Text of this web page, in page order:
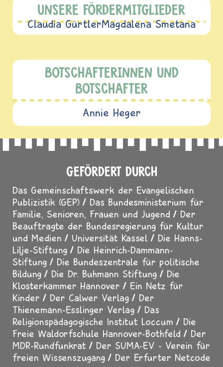
UNSERE FÖRDERMITGLIEDER
Claudia GürtlerMagdalena Smetana
BOTSCHAFTERINNEN UND
BOTSCHAFTER
Annie Heger
GEFÖRDERT DURCH
Das Gemeinschaftswerk der Evangelischen
Publizistik (GEP)
Das Bundesministerium für
Familie, Senioren, Frauen und Jugend
Der
Beauftragte der Bundesregierung für Kultur
und Medien
Universität Kassel
Die Hanns-
Lilje-Stiftung
Die Heinrich-Dammann-
Stiftung
Die Bundeszentrale für politische
Bildung
Die Dr. Buhmann Stiftung
Die
Klosterkammer Hannover
Ein Netz für
Kinder
Der Calwer Verlag
Der
Thienemann-Esslinger Verlag
Das
Religionspädagogische Institut Loccum
Die
Freie Waldorfschule Hannover-Bothfeld
Der
MDR-Rundfunkrat
Der SUMA-EV - Verein für
freien Wissenszugang
Der Erfurter Netcode